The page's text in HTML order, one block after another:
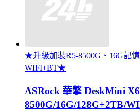
★升級加裝R5-8500G、16G記
WIFI+BT★
ASRock 華擎 DeskMini
8500G/16G/128G+2TB/